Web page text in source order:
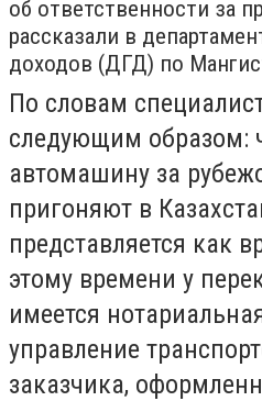
об ответственности за
рассказали в
доходов (ДГД) по
По словам
следующим образом:
автомашину за
пригоняют в
представляется как
этому времени у
имеется
управление
заказчика,